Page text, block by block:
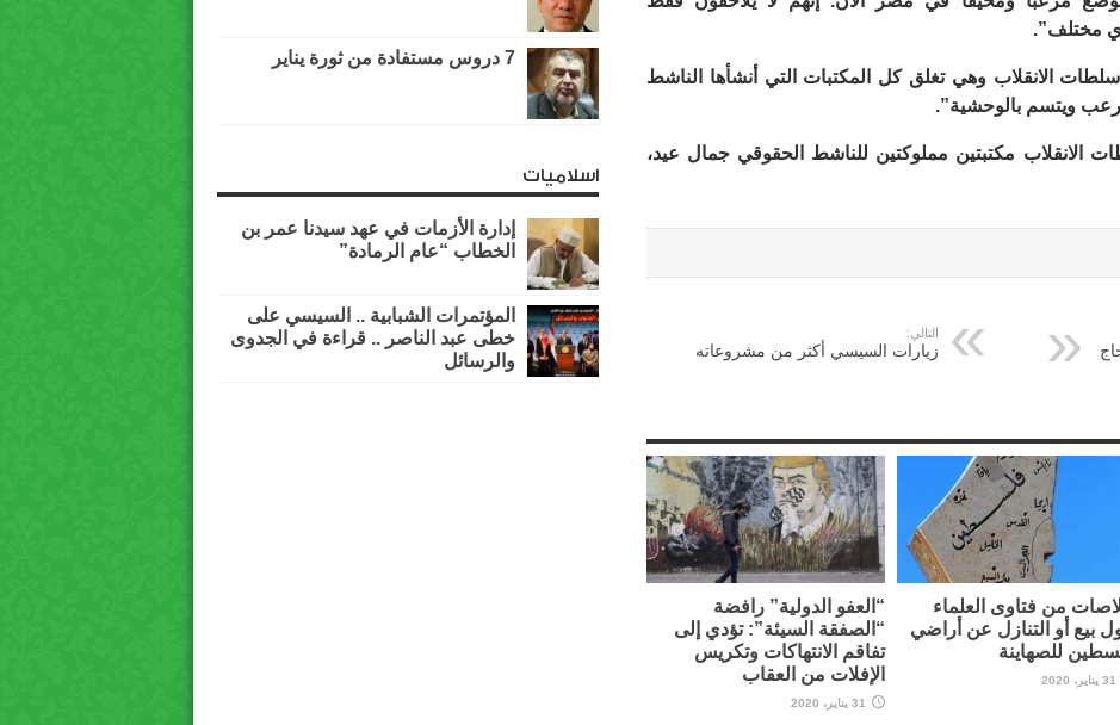
مختلف”.
الانقلاب وهي تغلق كل المكتبات التي أنشأها الناشط
ويتسم بالوحشية”.
الانقلاب مكتبتين مملوكتين للناشط الحقوقي جمال عيد،
التالي:
زيارات السيسي أكثر من مشروعاته
من فتاوى العلماء
بيع أو التنازل عن أراضي
للصهاينة
31 يناير، 2020
“العفو الدولية” رافضة
“الصفقة السيئة”: تؤدي إلى
تفاقم الانتهاكات وتكريس
الإفلات من العقاب
31 يناير، 2020
7 دروس مستفادة من ثورة يناير
اسلاميات
إدارة الأزمات في عهد سيدنا عمر بن
الخطاب “عام الرمادة”
المؤتمرات الشبابية .. السيسي على
خطى عبد الناصر .. قراءة في الجدوى
والرسائل